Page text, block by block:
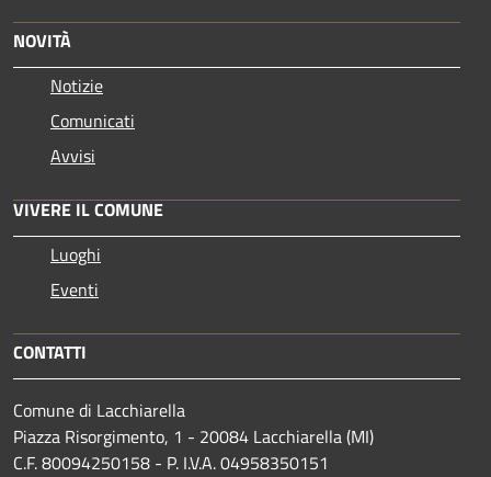
NOVITÀ
Notizie
Comunicati
Avvisi
VIVERE IL COMUNE
Luoghi
Eventi
CONTATTI
Comune di Lacchiarella
Piazza Risorgimento, 1 - 20084 Lacchiarella (MI)
C.F. 80094250158 - P. I.V.A. 04958350151